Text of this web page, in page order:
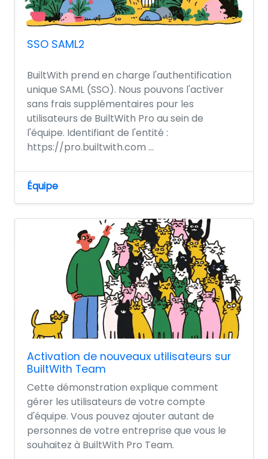
SSO SAML2
BuiltWith prend en charge l'authentification
unique SAML (SSO). Nous pouvons l'activer
sans frais supplémentaires pour les
utilisateurs de BuiltWith Pro au sein de
l'équipe. Identifiant de l'entité :
https://pro.builtwith.com ...
Équipe
Activation de nouveaux utilisateurs sur
BuiltWith Team
Cette démonstration explique comment
gérer les utilisateurs de votre compte
d'équipe. Vous pouvez ajouter autant de
personnes de votre entreprise que vous le
souhaitez à BuiltWith Pro Team.